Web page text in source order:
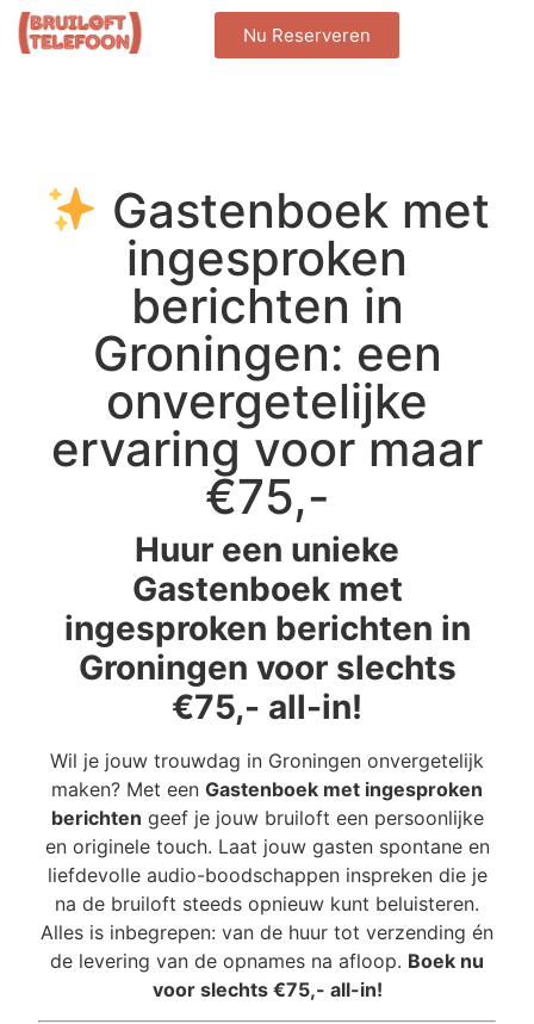
Nu Reserveren
Gastenboek met
ingesproken
berichten in
Groningen: een
onvergetelijke
ervaring voor maar
€75,-
Huur een unieke
Gastenboek met
ingesproken berichten in
Groningen voor slechts
€75,- all-in!
Wil je jouw trouwdag in Groningen onvergetelijk
maken? Met een Gastenboek met ingesproken
berichten geef je jouw bruiloft een persoonlijke
en originele touch. Laat jouw gasten spontane en
liefdevolle audio-boodschappen inspreken die je
na de bruiloft steeds opnieuw kunt beluisteren.
Alles is inbegrepen: van de huur tot verzending én
de levering van de opnames na afloop. Boek nu
voor slechts €75,- all-in!